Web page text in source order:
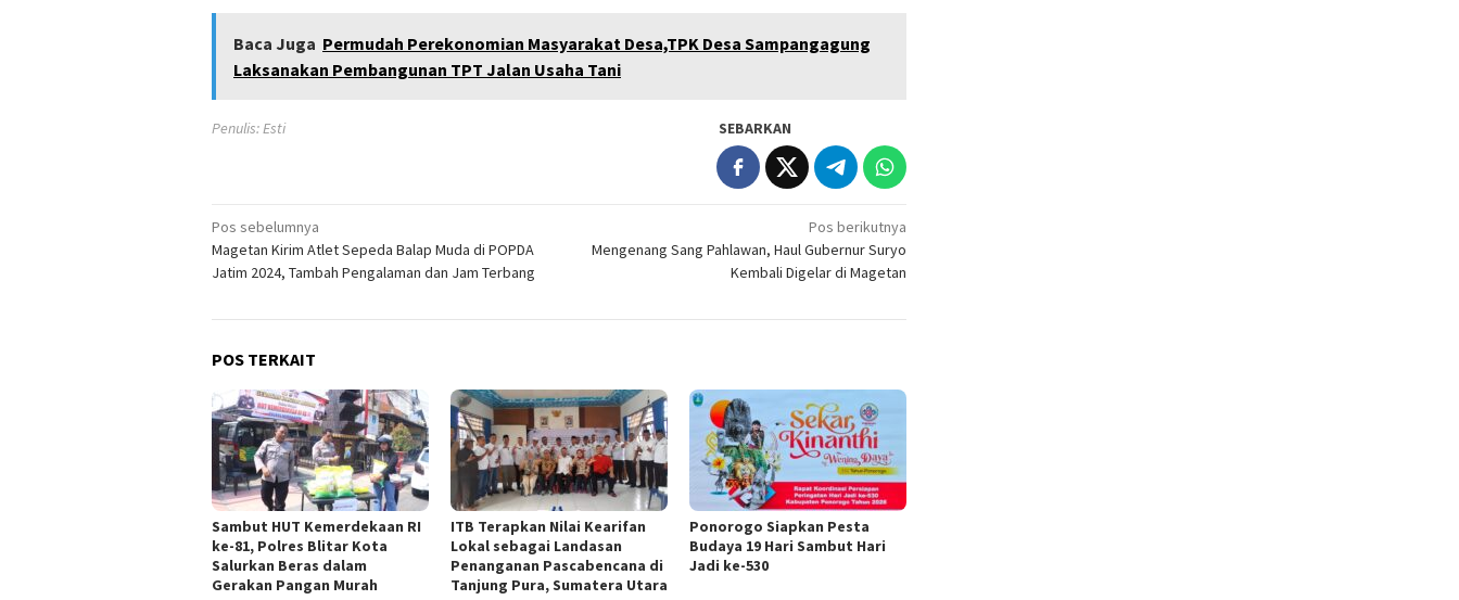
Baca Juga Permudah Perekonomian Masyarakat Desa,TPK Desa Sampangagung
Laksanakan Pembangunan TPT Jalan Usaha Tani
Penulis: Esti SEBARKAN
Navigasi
pos
Pos sebelumnya
Magetan Kirim Atlet Sepeda Balap Muda di POPDA
Jatim 2024, Tambah Pengalaman dan Jam Terbang
Pos berikutnya
Mengenang Sang Pahlawan, Haul Gubernur Suryo
Kembali Digelar di Magetan
POS TERKAIT
Sambut HUT Kemerdekaan RI
ke-81, Polres Blitar Kota
Salurkan Beras dalam
Gerakan Pangan Murah
ITB Terapkan Nilai Kearifan
Lokal sebagai Landasan
Penanganan Pascabencana di
Tanjung Pura, Sumatera Utara
Ponorogo Siapkan Pesta
Budaya 19 Hari Sambut Hari
Jadi ke-530